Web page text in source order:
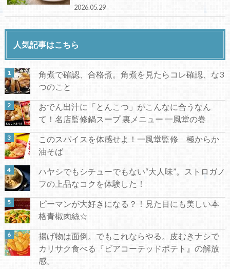
2026.05.29
人気記事はこちら
角煮で確認、合格煮。角煮を見たらコレ確認、な3
つのこと
おでん出汁に「とんこつ」がこんなに合うなん
て！名店監修鍋スープ 裏メニュー 一風堂の巻
このスパイスを体感せよ！一風堂監修 極からか
油そば
ハヤシでもシチューでもない“大人味”。ストロガノ
フの上品なコクを体験した！
ピーマンが大好きになる？！見た目にも美しい本
格青椒肉絲☆
揚げ物は面倒。でもこれならやる。皮むきナシで
カリサク食べる『ビアコーテッドポテト』の解放
感。